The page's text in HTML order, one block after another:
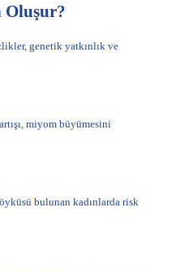
Oluşur?
genetik yatkınlık ve
miyom büyümesini
bulunan kadınlarda risk